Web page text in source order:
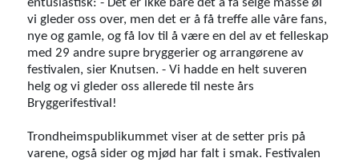
vi gleder oss over, men det er å få treffe alle våre fans,
nye og gamle, og få lov til å være en del av et felleskap
med 29 andre supre bryggerier og arrangørene av
festivalen, sier Knutsen. - Vi hadde en helt suveren
helg og vi gleder oss allerede til neste års
Bryggerifestival!
Trondheimspublikummet viser at de setter pris på
varene, også sider og mjød har falt i smak. Festivalen